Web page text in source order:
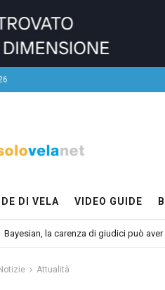
DI VELA VIDEO GUIDE
Bayesian, la carenza di giudici può aver
Notizie Attualità